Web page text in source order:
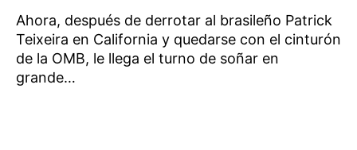
Ahora, después de derrotar al brasileño Patrick
Teixeira en California y quedarse con el cinturón
de la OMB, le llega el turno de soñar en
grande…